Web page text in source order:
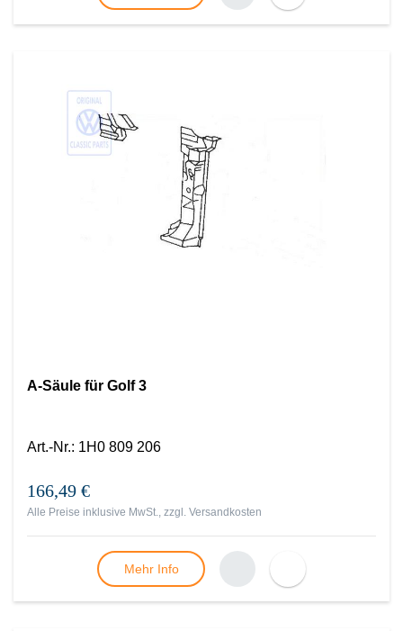
A-Säule für Golf 3
Art.-Nr.: 1H0 809 206
166,49 €
Alle Preise inklusive MwSt., zzgl. Versandkosten
Mehr Info